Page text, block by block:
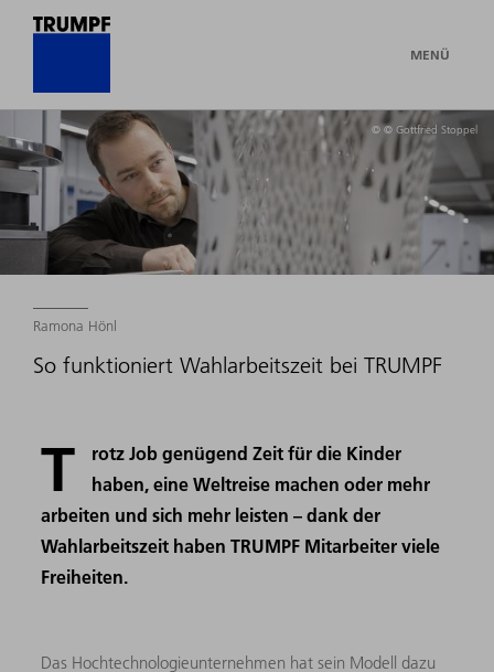
MENÜ
© © Gottfried Stoppel
Ramona Hönl
So funktioniert Wahlarbeitszeit bei TRUMPF
T
rotz Job genügend Zeit für die Kinder
haben, eine Weltreise machen oder mehr
arbeiten und sich mehr leisten – dank der
Wahlarbeitszeit haben TRUMPF Mitarbeiter viele
Freiheiten.
Das Hochtechnologieunternehmen hat sein Modell dazu